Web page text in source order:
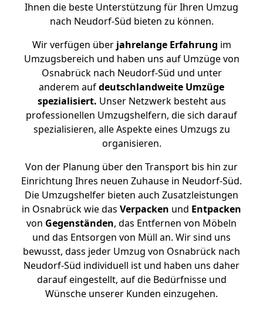
Ihnen die beste Unterstützung für Ihren Umzug
nach Neudorf-Süd bieten zu können.
Wir verfügen überjahrelange Erfahrung im
Umzugsbereich und haben uns auf Umzüge von
Osnabrück nach Neudorf-Süd und unter
anderem aufdeutschlandweite Umzüge
spezialisiert. Unser Netzwerk besteht aus
professionellen Umzugshelfern, die sich darauf
spezialisieren, alle Aspekte eines Umzugs zu
organisieren.
Von der Planung über den Transport bis hin zur
Einrichtung Ihres neuen Zuhause in Neudorf-Süd.
Die Umzugshelfer bieten auch Zusatzleistungen
in Osnabrück wie das Verpacken und Entpacken
von Gegenständen, das Entfernen von Möbeln
und das Entsorgen von Müll an. Wir sind uns
bewusst, dass jeder Umzug von Osnabrück nach
Neudorf-Süd individuell ist und haben uns daher
darauf eingestellt, auf die Bedürfnisse und
Wünsche unserer Kunden einzugehen.